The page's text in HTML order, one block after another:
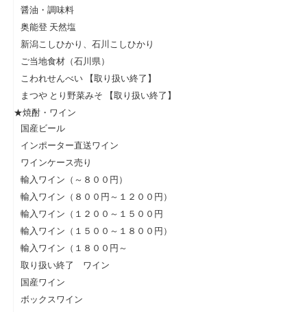
醤油・調味料
奥能登 天然塩
新潟こしひかり、石川こしひかり
ご当地食材（石川県）
こわれせんべい 【取り扱い終了】
まつや とり野菜みそ 【取り扱い終了】
★焼酎・ワイン
国産ビール
インポーター直送ワイン
ワインケース売り
輸入ワイン（～８００円）
輸入ワイン（８００円～１２００円）
輸入ワイン（１２００～１５００円
輸入ワイン（１５００～１８００円）
輸入ワイン（１８００円～
取り扱い終了 ワイン
国産ワイン
ボックスワイン